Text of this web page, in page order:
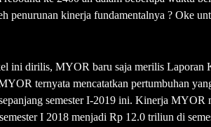
penurunan kinerja fundamentalnya ? Oke
ini dirilis, MYOR baru saja merilis Laporan
ternyata mencatatkan pertumbuhan
semester I-2019 ini. Kinerja
I 2018 menjadi Rp 12.0 triliun di